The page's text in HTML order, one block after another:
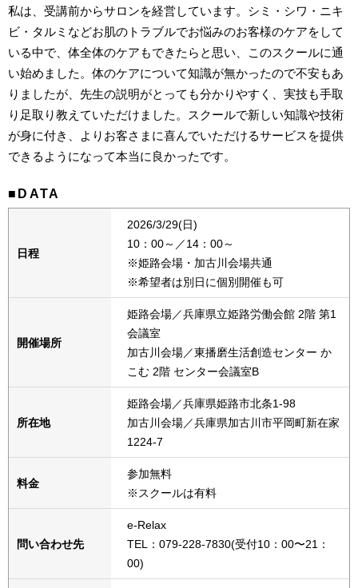
私は、受講前からサロンを経営しています。シミ・シワ・ニキ
ビ・タルミなどお肌のトラブルでお悩みのお客様のケアをして
いる中で、体全体のケアもできたらと思い、このスクールに通
い始めました。体のケアについて知識が無かったので不安もあ
りましたが、先生の説明がとっても分かりやすく、実技も手取
り足取り教えていただけました。スクールで新しい知識や技術
が身に付き、よりお客さまに喜んでいただけるサービスを提供
できるようになって本当に良かったです。
■DATA
日程
2026/3/29(日)
10：00～／14：00～
※姫路会場・加古川会場共通
※希望者は別日に個別開催も可
開催場所
姫路会場／兵庫県立姫路労働会館 2階 第1
会議室
加古川会場／東播磨生活創造センター か
こむ 2階 センター会議室B
所在地
姫路会場／兵庫県姫路市北条1-98
加古川会場／兵庫県加古川市平岡町新在家
1224-7
料金
参加無料
※スクールは有料
問い合わせ先
e-Relax
TEL：079-228-7830(受付10：00〜21：
00)